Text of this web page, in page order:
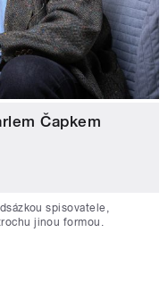
Čapkem
spisovatele,
jinou formou.